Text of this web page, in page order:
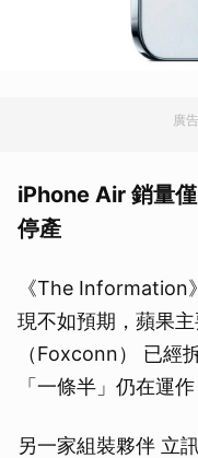
廣
iPhone Air 銷量
停產
《The Information
現不如預期，蘋果
（Foxconn） 已經
「一條半」仍在運
另一家組裝夥伴 立